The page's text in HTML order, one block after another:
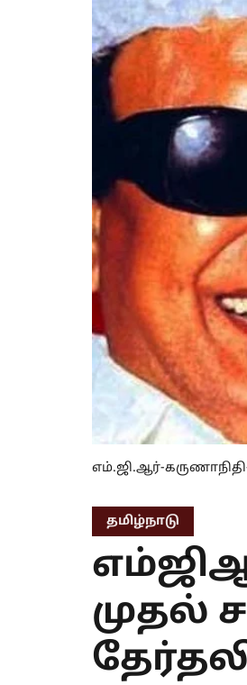
எம்.ஜி.ஆர்-
தமிழ்நாடு
முதல்